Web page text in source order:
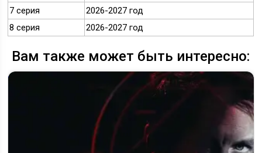
7 серия
2026-2027 год
8 серия
2026-2027 год
Вам также может быть интересно: